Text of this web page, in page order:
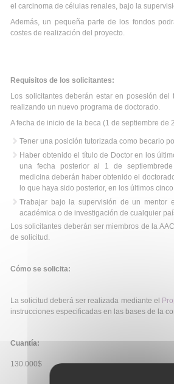
el carcinoma de células renales, bajo la
Además, un pequeña parte de los fondos
costes de realización del proyecto.
Requisitos de los solicitantes:
Los solicitantes deberán estar en posesión del
realizando un nuevo programa de doctorado.
A fecha de inicio de la beca (1 de septiembre de
Tener una posición tutorizada como becario
Haber obtenido el título de Doctor en los
una fecha posterior al 1 de
medicina deberán haber obtenido el
lo que haya sido posterior, en los últimos
Trabajar bajo la supervisión de un mentor
académica o de investigación de cualquier
Los solicitantes deberán ser miembros de la
de solicitud.
Cómo se solicita:
La solicitud deberá ser realizada mediante el
instrucciones especificadas en las bases de la
Cuantía:
130.000$